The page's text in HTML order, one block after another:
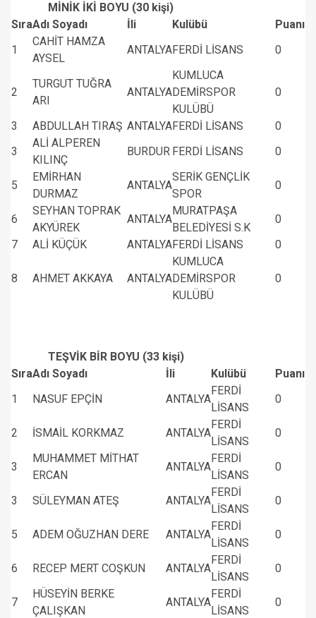
MİNİK İKİ BOYU (30 kişi)
SıraAdı Soyadı İli Kulübü
Puanı
1
CAHİT HAMZA
AYSEL
ANTALYAFERDİ LİSANS 0
2
TURGUT TUĞRA
ARI
ANTALYA
KUMLUCA
DEMİRSPOR
KULÜBÜ
0
3 ABDULLAH TIRAŞ ANTALYAFERDİ LİSANS
0
3
ALİ ALPEREN
KILINÇ
BURDUR FERDİ LİSANS 0
5
EMİRHAN
DURMAZ
ANTALYA
SERİK GENÇLİK
SPOR
0
6
SEYHAN TOPRAK
AKYÜREK
ANTALYA
MURATPAŞA
BELEDİYESİ S.K
0
7
ALİ KÜÇÜK ANTALYAFERDİ LİSANS 0
8 AHMET AKKAYA ANTALYA
KUMLUCA
DEMİRSPOR
KULÜBÜ
0
TEŞVİK BİR BOYU (33 kişi)
SıraAdı Soyadı İli Kulübü
Puanı
1
NASUF EPÇİN ANTALYA
FERDİ
LİSANS
0
2 İSMAİL KORKMAZ ANTALYA
FERDİ
LİSANS
0
3
MUHAMMET MİTHAT
ERCAN
ANTALYA
FERDİ
LİSANS
0
3 SÜLEYMAN ATEŞ ANTALYA
FERDİ
LİSANS
0
5 ADEM OĞUZHAN DERE ANTALYA
FERDİ
LİSANS
0
6 RECEP MERT COŞKUN ANTALYA
FERDİ
LİSANS
0
7
HÜSEYİN BERKE
ÇALIŞKAN
ANTALYA
FERDİ
LİSANS
0